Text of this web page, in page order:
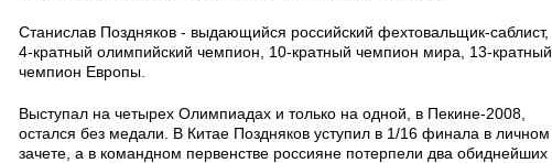
Станислав Поздняков - выдающийся российский фехтовальщик-саблист,
4-кратный олимпийский чемпион, 10-кратный чемпион мира, 13-кратный
чемпион Европы.
Выступал на четырех Олимпиадах и только на одной, в Пекине-2008,
остался без медали. В Китае Поздняков уступил в 1/16 финала в личном
зачете, а в командном первенстве россияне потерпели два обиднейших